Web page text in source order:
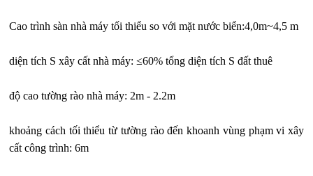
Cao trình sàn nhà máy tối thiểu so với mặt nước biển:4,0m~4,5 m
diện tích S xây cất nhà máy: ≤60% tổng diện tích S đất thuê
độ cao tường rào nhà máy: 2m - 2.2m
khoảng cách tối thiểu từ tường rào đến khoanh vùng phạm vi xây
cất công trình: 6m